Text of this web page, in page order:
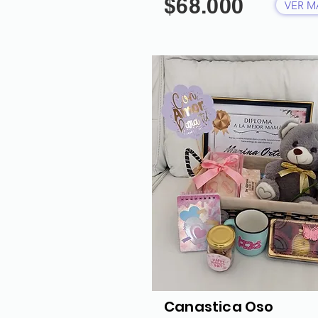
$68.000 VER
Canastica Oso